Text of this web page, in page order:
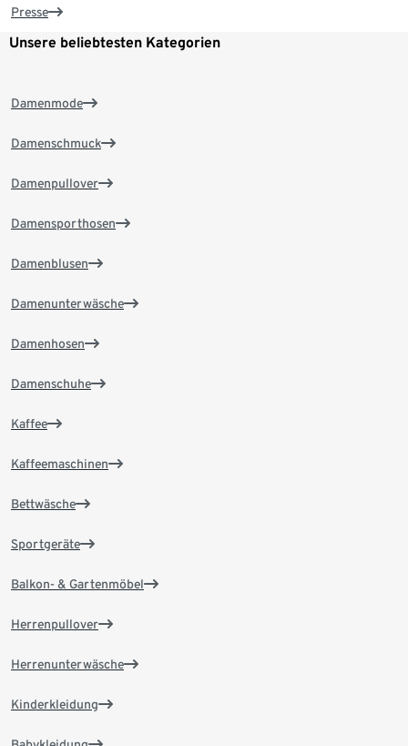
Presse
Unsere beliebtesten Kategorien
Damenmode
Damenschmuck
Damenpullover
Damensporthosen
Damenblusen
Damenunterwäsche
Damenhosen
Damenschuhe
Kaffee
Kaffeemaschinen
Bettwäsche
Sportgeräte
Balkon- & Gartenmöbel
Herrenpullover
Herrenunterwäsche
Kinderkleidung